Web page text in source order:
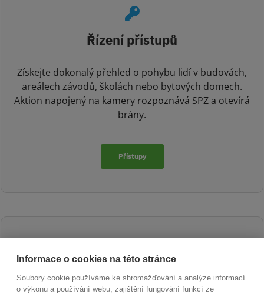
Řízení přístupů
Získejte dokonalý přehled o pohybu lidí v budovách,
areálech závodů, školách nebo bytových domech.
Aktion napojený na kamery rozpoznává SPZ a otevírá
brány.
Přístupy
Evidence a výdej stravy
Informace o cookies na této stránce
Soubory cookie používáme ke shromažďování a analýze informací
o výkonu a používání webu, zajištění fungování funkcí ze